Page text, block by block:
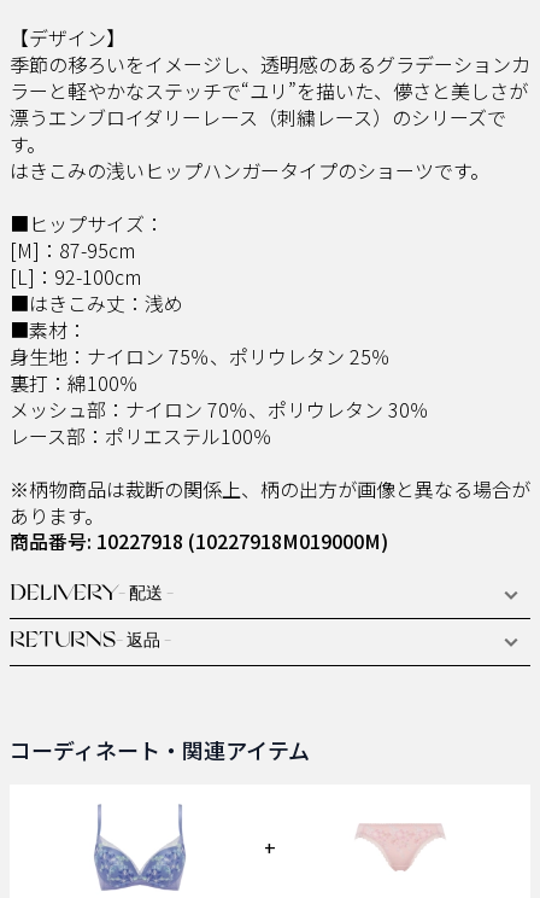
【デザイン】
季節の移ろいをイメージし、透明感のあるグラデーションカ
ラーと軽やかなステッチで“ユリ”を描いた、儚さと美しさが
漂うエンブロイダリーレース（刺繍レース）のシリーズで
す。
はきこみの浅いヒップハンガータイプのショーツです。
■ヒップサイズ：
[M]：87-95cm
[L]：92-100cm
■はきこみ丈：浅め
■素材：
身生地：ナイロン 75％、ポリウレタン 25％
裏打：綿100％
メッシュ部：ナイロン 70％、ポリウレタン 30％
レース部：ポリエステル100％
※柄物商品は裁断の関係上、柄の出方が画像と異なる場合が
あります。
商品番号: 10227918 (10227918M019000M)
DELIVERY- 配送 -
RETURNS- 返品 -
コーディネート・関連アイテム
+